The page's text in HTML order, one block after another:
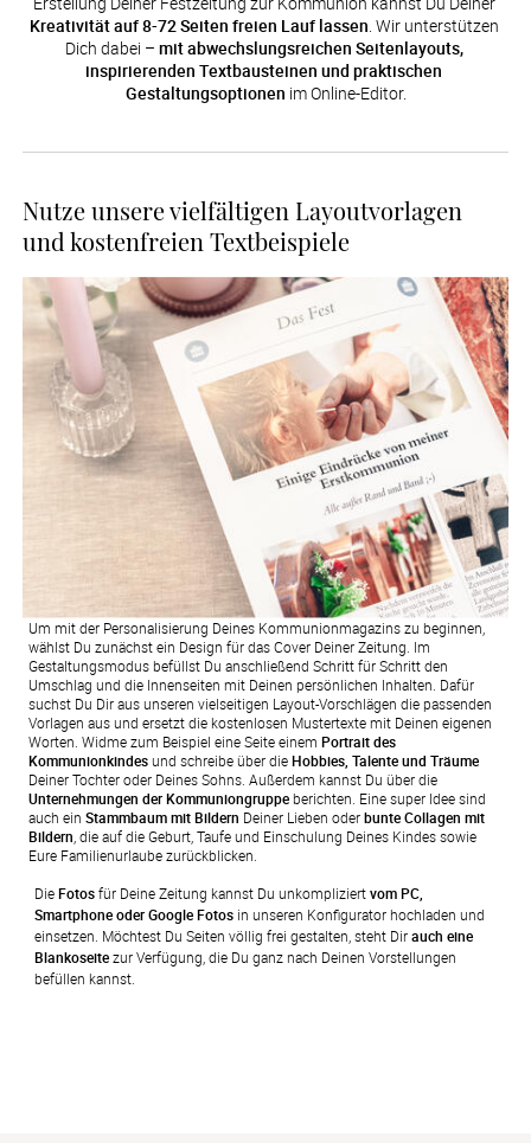
Kreativität auf 8-72 Seiten freien Lauf lassen. Wir unterstützen
Dich dabei – mit abwechslungsreichen Seitenlayouts,
inspirierenden Textbausteinen und praktischen
Gestaltungsoptionen im Online-Editor.
Nutze unsere vielfältigen Layoutvorlagen
und kostenfreien Textbeispiele
Um mit der Personalisierung Deines Kommunionmagazins zu beginnen,
wählst Du zunächst ein Design für das Cover Deiner Zeitung. Im
Gestaltungsmodus befüllst Du anschließend Schritt für Schritt den
Umschlag und die Innenseiten mit Deinen persönlichen Inhalten. Dafür
suchst Du Dir aus unseren vielseitigen Layout-Vorschlägen die passenden
Vorlagen aus und ersetzt die kostenlosen Mustertexte mit Deinen eigenen
Worten. Widme zum Beispiel eine Seite einem Portrait des
Kommunionkindesund schreibe über dieHobbies, Talente und Träume
Deiner Tochter oder Deines Sohns. Außerdem kannst Du über die
Unternehmungen der Kommuniongruppeberichten. Eine super Idee sind
auch ein Stammbaum mit Bildern Deiner Lieben oderbunte Collagen mit
Bildern , die auf die Geburt, Taufe und Einschulung Deines Kindes sowie
Eure Familienurlaube zurückblicken.
Die Fotos für Deine Zeitung kannst Du unkompliziert vom PC,
Smartphone oder Google Fotos in unseren Konfigurator hochladen und
einsetzen. Möchtest Du Seiten völlig frei gestalten, steht Dir auch eine
Blankoseite zur Verfügung, die Du ganz nach Deinen Vorstellungen
befüllen kannst.